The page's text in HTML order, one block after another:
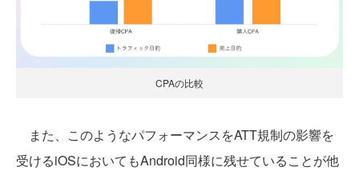
CPAの比較
また、このようなパフォーマンスをATT規制の影響を
受けるiOSにおいてもAndroid同様に残せていることが他